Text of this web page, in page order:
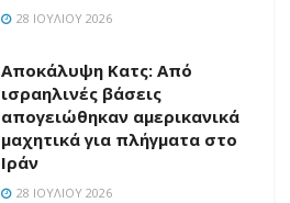
28 ΙΟΥΛΊΟΥ 2026
Αποκάλυψη Κατς: Από
ισραηλινές βάσεις
απογειώθηκαν αμερικανικά
μαχητικά για πλήγματα στο
Ιράν
28 ΙΟΥΛΊΟΥ 2026